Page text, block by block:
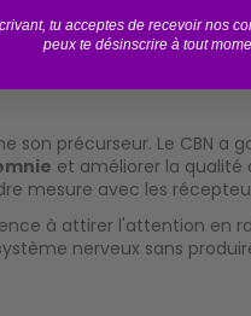
en THC (<0,3 %).
précurseur. Le CBN a
et améliorer la qualité
mesure avec les
à attirer l'attention en
nerveux sans
tu acceptes de recevoir nos
peux te désinscrire à tout